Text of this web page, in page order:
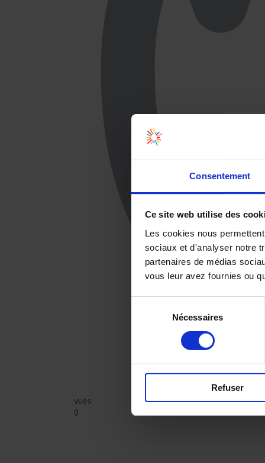
Consentement
Ce site web utilise des
Les cookies nous
sociaux et d'analyser notre
partenaires de médias
vous leur avez fournies ou
consentement
Nécessaires
Refuser
vues
0